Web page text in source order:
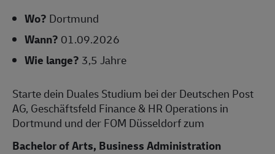
Wo? Dortmund
Wann? 01.09.2026
Wie lange? 3,5 Jahre
Starte dein Duales Studium bei der Deutschen Post
AG, Geschäftsfeld Finance & HR Operations in
Dortmund und der FOM Düsseldorf zum
Bachelor of Arts, Business Administration